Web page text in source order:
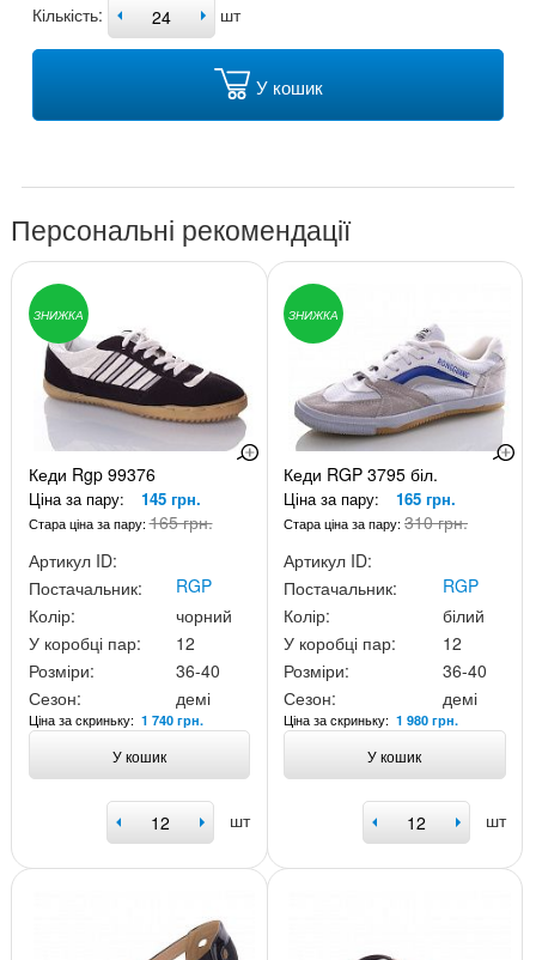
Кількість:
шт
У кошик
Персональні рекомендації
ЗНИЖКА
Кеди Rgp 99376
Ціна за пару: 145 грн.
Стара ціна за пару:165 грн.
Артикул ID:
Постачальник:
RGP
Колір:
чорний
У коробці пар:
12
Розміри:
36-40
Сезон:
демі
Ціна за скриньку: 1 740 грн.
У кошик
шт
ЗНИЖКА
Кеди RGP 3795 біл.
Ціна за пару: 165 грн.
Стара ціна за пару:310 грн.
Артикул ID:
Постачальник:
RGP
Колір:
білий
У коробці пар:
12
Розміри:
36-40
Сезон:
демі
Ціна за скриньку:1 980 грн.
У кошик
шт